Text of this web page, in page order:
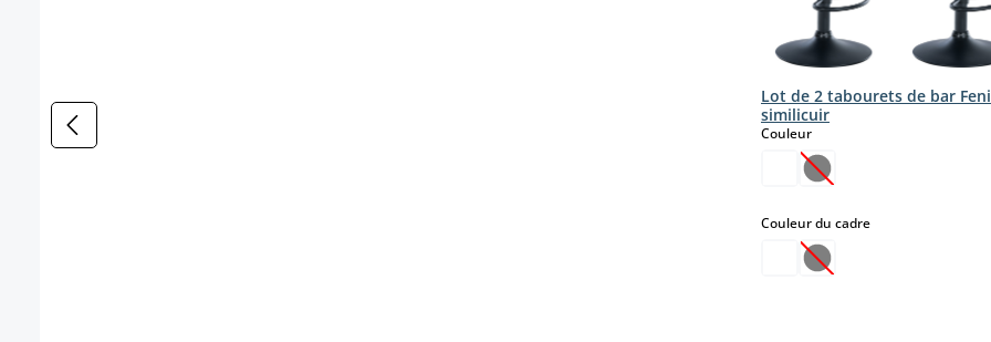
Lot de 2 tabourets de bar Feni
similicuir
Couleurselect
(Cette option n'est pas
Couleur du cadreselect
(Cette option n'est pas